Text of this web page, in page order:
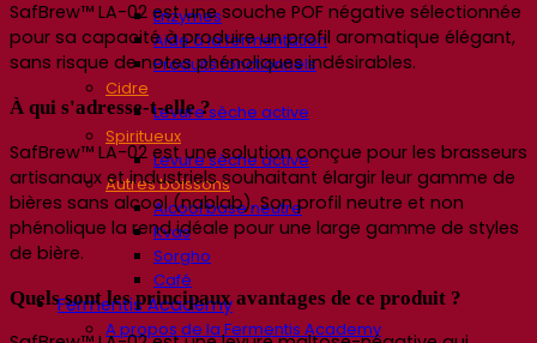
Enzymes
Aide à la fermentation
Produits fonctionnels
Cidre
Levure sèche active
Spiritueux
Levure sèche active
Autres boissons
Alcool base neutre
Kvas
Sorgho
Café
Fermentis Academy
A propos de la Fermentis Academy
SafBrew™ LA-02 est une souche POF négative sélectionnée
pour sa capacité à produire un profil aromatique élégant,
sans risque de notes phénoliques indésirables.
À qui s'adresse-t-elle ?
SafBrew™ LA-02 est une solution conçue pour les brasseurs
artisanaux et industriels souhaitant élargir leur gamme de
bières sans alcool (nablab). Son profil neutre et non
phénolique la rend idéale pour une large gamme de styles
de bière.
Quels sont les principaux avantages de ce produit ?